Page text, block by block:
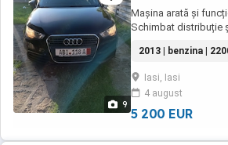
9
Mașina arată și
Schimbat distribuție
cauciucuri vara jante
Climatizare Încălzire
lumini ploaie
Nr rosii
2013 | benzina |
Iasi, Iasi
4 august
5 200 EUR